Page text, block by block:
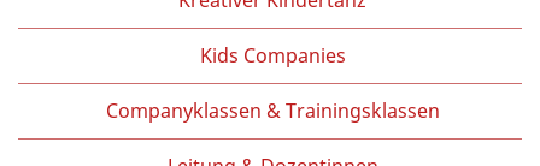
Kids Companies
Companyklassen & Trainingsklassen